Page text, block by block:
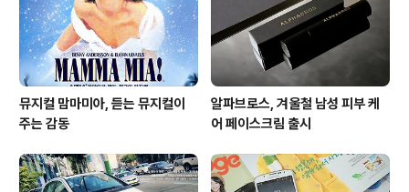
뮤지컬 맘마미아, 듣는 뮤지컬이
주는 감동
알파브로스, 겨울철 남성 피부 케
어 페이스크림 출시